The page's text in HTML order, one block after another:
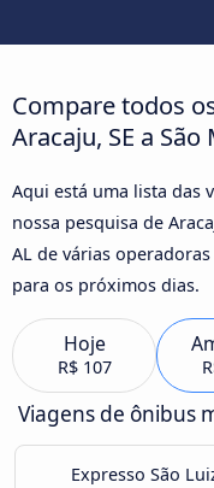
Compare todos
Aracaju, SE a
Aqui está uma lista das
nossa pesquisa de
AL de várias
para os próximos dias.
Hoje
R$ 107
Viagens de ônibus
Expresso São